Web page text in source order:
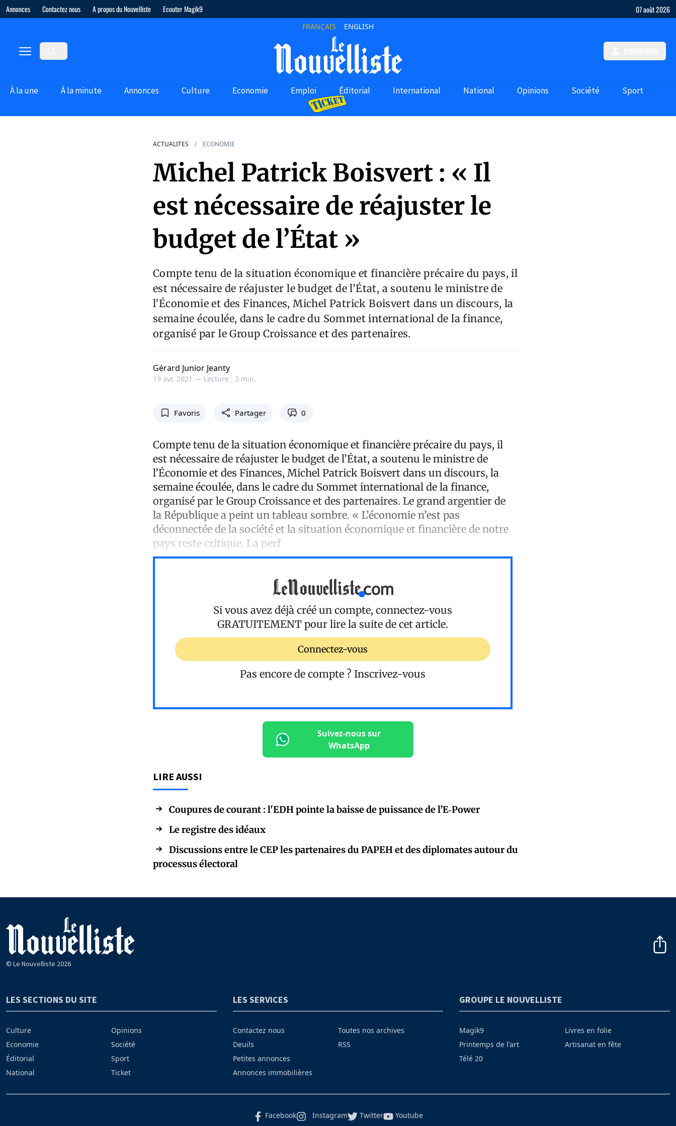
Annonces Contactez nous A propos du Nouvelliste Ecouter Magik9 07 août 2026
FRANÇAIS ENGLISH
À la une À la minute Annonces Culture Economie Emploi Éditorial International National Opinions Société Sport
ACTUALITES ECONOMIE
Michel Patrick Boisvert : « Il
est nécessaire de réajuster le
budget de l’État »
Compte tenu de la situation économique et financière précaire du pays, il
est nécessaire de réajuster le budget de l’État, a soutenu le ministre de
l’Économie et des Finances, Michel Patrick Boisvert dans un discours, la
semaine écoulée, dans le cadre du Sommet international de la finance,
organisé par le Group Croissance et des partenaires.
Gérard Junior Jeanty
19 avr. 2021 — Lecture : 3 min.
Favoris Partager 0
Compte tenu de la situation économique et financière précaire du pays, il
est nécessaire de réajuster le budget de l’État, a soutenu le ministre de
l’Économie et des Finances, Michel Patrick Boisvert dans un discours, la
semaine écoulée, dans le cadre du Sommet international de la finance,
organisé par le Group Croissance et des partenaires. Le grand argentier de
la République a peint un tableau sombre. « L’économie n’est pas
déconnectée de la société et la situation économique et financière de notre
pays reste critique. La perf
Si vous avez déjà créé un compte, connectez-vous
GRATUITEMENT pour lire la suite de cet article.
Connectez-vous
Pas encore de compte ? Inscrivez-vous
Suivez-nous sur
WhatsApp
LIRE AUSSI
Coupures de courant : l'EDH pointe la baisse de puissance de l’E‑Power
Le registre des idéaux
Discussions entre le CEP les partenaires du PAPEH et des diplomates autour du
processus électoral
© Le Nouvelliste 2026
LES SECTIONS DU SITE
Culture
Economie
Éditorial
National
Opinions
Société
Sport
Ticket
LES SERVICES
Contactez nous
Deuils
Petites annonces
Annonces immobilières
Toutes nos archives
RSS
GROUPE LE NOUVELLISTE
Magik9
Printemps de l'art
Télé 20
Livres en folie
Artisanat en fête
Facebook Instagram Twitter Youtube